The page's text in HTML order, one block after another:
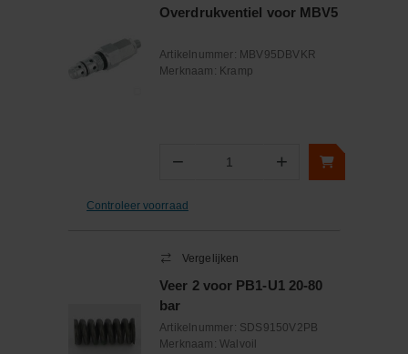
Overdrukventiel voor MBV5
Artikelnummer: MBV95DBVKR
Merknaam: Kramp
− Aantal +
Controleer voorraad
Vergelijken
Veer 2 voor PB1-U1 20-80
bar
Artikelnummer: SDS9150V2PB
Merknaam: Walvoil